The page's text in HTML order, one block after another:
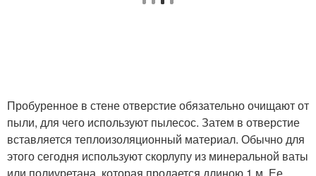
Пробуренное в стене отверстие обязательно очищают от
пыли, для чего используют пылесос. Затем в отверстие
вставляется теплоизоляционный материал. Обычно для
этого сегодня используют скорлупу из минеральной ваты
или полиуретана, которая продается длиною 1 м. Ее